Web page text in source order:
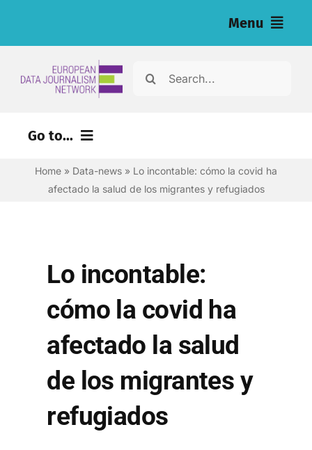
Menu
Search
Go to...
Home » Data-news » Lo incontable: cómo la covid ha
afectado la salud de los migrantes y refugiados
Lo incontable:
cómo la covid ha
afectado la salud
de los migrantes y
refugiados